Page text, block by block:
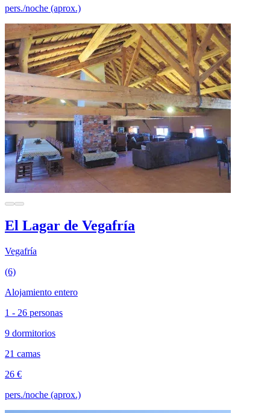
pers./noche (aprox.)
El Lagar de Vegafría
Vegafría
(6)
Alojamiento entero
1 - 26 personas
9 dormitorios
21 camas
26 €
pers./noche (aprox.)